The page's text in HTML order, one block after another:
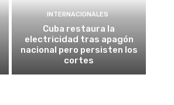
INTERNACIONALES
Cuba restaura la
electricidad tras apagón
nacional pero persisten los
cortes